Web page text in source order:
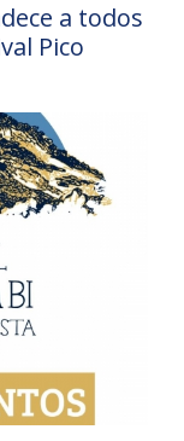
a todos
Pico